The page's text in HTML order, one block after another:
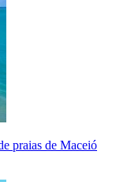
praias de Maceió